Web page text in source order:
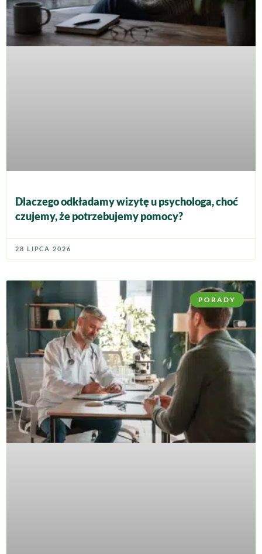
Dlaczego odkładamy wizytę u psychologa, choć
czujemy, że potrzebujemy pomocy?
28 LIPCA 2026
PORADY